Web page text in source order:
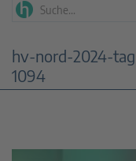
hv-nord-2024-
1094